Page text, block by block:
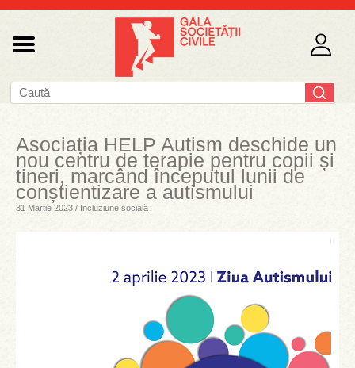
Asociația HELP Autism deschide un
nou centru de terapie pentru copii și
tineri, marcând începutul lunii de
conștientizare a autismului
31 Martie 2023 / Incluziune socială